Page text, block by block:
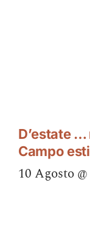
D’estate
Campo
10 Agosto